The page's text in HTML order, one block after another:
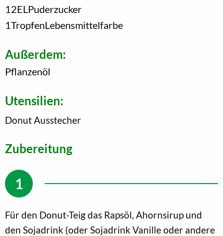
12EL Puderzucker
1TropfenLebensmittelfarbe
Außerdem:
Pflanzenöl
Utensilien:
Donut Ausstecher
Zubereitung
Für den Donut-Teig das Rapsöl, Ahornsirup und
den Sojadrink (oder Sojadrink Vanille oder andere